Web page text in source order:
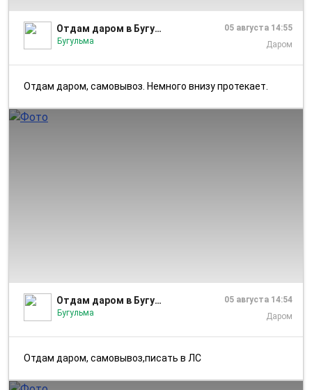
Отдам даром в Бугульме
Бугульма
05 августа 14:55
Даром
Отдам даром, самовывоз. Немного внизу протекает.
Отдам даром в Бугульме
Бугульма
05 августа 14:54
Даром
Отдам даром, самовывоз,писать в ЛС